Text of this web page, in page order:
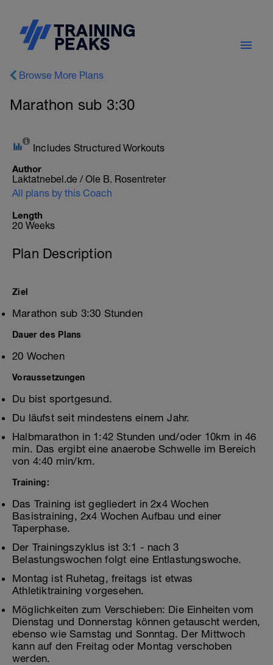
Browse More Plans
Marathon sub 3:30
Includes Structured Workouts
Author
Laktatnebel.de / Ole B. Rosentreter
All plans by this Coach
Length
20 Weeks
Plan Description
Ziel
Marathon sub 3:30 Stunden
Dauer des Plans
20 Wochen
Voraussetzungen
Du bist sportgesund.
Du läufst seit mindestens einem Jahr.
Halbmarathon in 1:42 Stunden und/oder 10km in 46
min. Das ergibt eine anaerobe Schwelle im Bereich
von 4:40 min/km.
Training:
Das Training ist gegliedert in 2x4 Wochen
Basistraining, 2x4 Wochen Aufbau und einer
Taperphase.
Der Trainingszyklus ist 3:1 - nach 3
Belastungswochen folgt eine Entlastungswoche.
Montag ist Ruhetag, freitags ist etwas
Athletiktraining vorgesehen.
Möglichkeiten zum Verschieben: Die Einheiten vom
Dienstag und Donnerstag können getauscht werden,
ebenso wie Samstag und Sonntag. Der Mittwoch
kann auf den Freitag oder Montag verschoben
werden.